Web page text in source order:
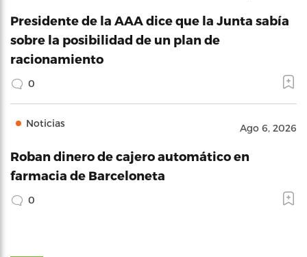
Presidente de la AAA dice que la Junta sabía
sobre la posibilidad de un plan de
racionamiento
0
Noticias Ago 6, 2026
Roban dinero de cajero automático en
farmacia de Barceloneta
0